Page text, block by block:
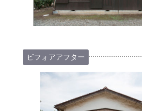
ビフォアアフター